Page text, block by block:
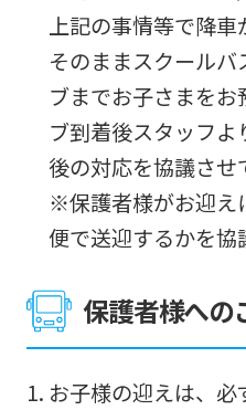
上記の事情等で降車
そのままスクール
ブまでお子さまを
ブ到着後スタッフ
後の対応を協議させ
※保護者様がお迎え
便で送迎するかを協
保護者様への
お子様の迎えは、